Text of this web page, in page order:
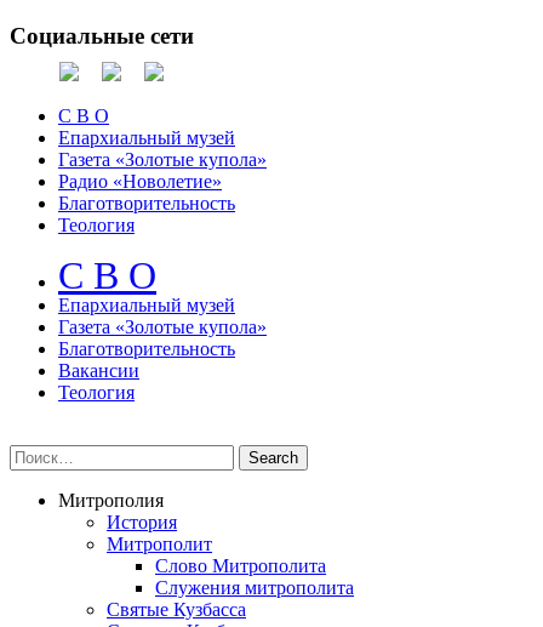
Социальные сети
С В О
Епархиальный музей
Газета «Золотые купола»
Радио «Новолетие»
Благотворительность
Теология
С В О
Епархиальный музeй
Газета «Золотые купола»
Благотворительность
Вакансии
Теология
Митрополия
История
Митрополит
Слово Митрополита
Служения митрополита
Святые Кузбасса